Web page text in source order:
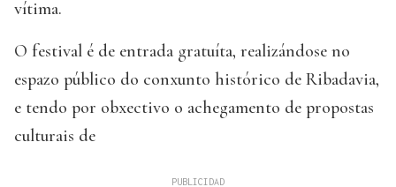
vítima.
O festival é de entrada gratuíta, realizándose no
espazo público do conxunto histórico de Ribadavia,
e tendo por obxectivo o achegamento de propostas
culturais de